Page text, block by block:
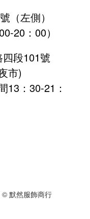
（左側）
20：00）
四段101號
光夜市)
13：30-21：
默然服飾商行